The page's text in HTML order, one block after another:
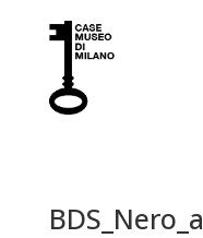
BDS_Nero_a